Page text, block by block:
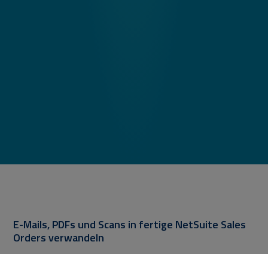
E-Mails, PDFs und Scans in fertige NetSuite Sales
Orders verwandeln